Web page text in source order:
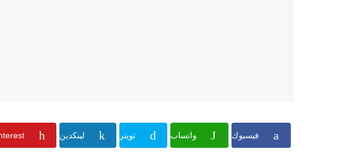
فيسبوك واتساب تويتر لينكدين